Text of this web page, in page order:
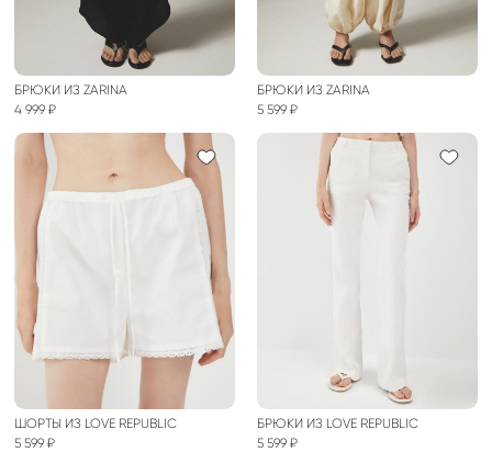
БРЮКИ ИЗ ZARINA
4 999 ₽
БРЮКИ ИЗ ZARINA
5 599 ₽
ШОРТЫ ИЗ LOVE REPUBLIC
5 599 ₽
БРЮКИ ИЗ LOVE REPUBLIC
5 599 ₽